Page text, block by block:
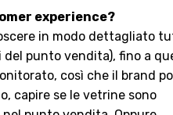
experience?
in modo dettagliato
punto vendita), fino a
così che il brand
capire se le vetrine sono